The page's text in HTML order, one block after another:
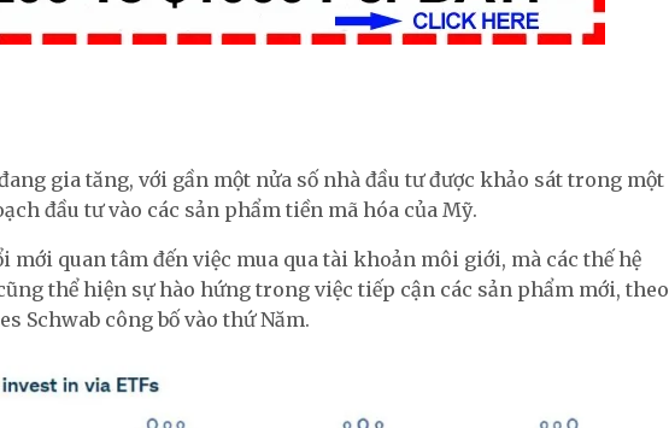
gia tăng, với gần một nửa số nhà đầu tư được khảo sát trong một
đầu tư vào các sản phẩm tiền mã hóa của Mỹ.
quan tâm đến việc mua qua tài khoản môi giới, mà các thế hệ
thể hiện sự hào hứng trong việc tiếp cận các sản phẩm mới, theo
Schwab công bố vào thứ Năm.